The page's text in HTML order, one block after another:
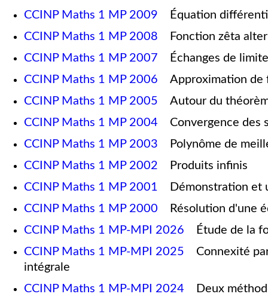
CCINP Maths 1 MP 2009 Équation
CCINP Maths 1 MP 2008 Fonction zêta
CCINP Maths 1 MP 2007 Échanges de
CCINP Maths 1 MP 2006 Approximation de
CCINP Maths 1 MP 2005 Autour du
CCINP Maths 1 MP 2004 Convergence des
CCINP Maths 1 MP 2003 Polynôme de
CCINP Maths 1 MP 2002 Produits infinis
CCINP Maths 1 MP 2001 Démonstration et
CCINP Maths 1 MP 2000 Résolution d'une
CCINP Maths 1 MP-MPI 2026 Étude de la
CCINP Maths 1 MP-MPI 2025 Connexité par
intégrale
CCINP Maths 1 MP-MPI 2024 Deux